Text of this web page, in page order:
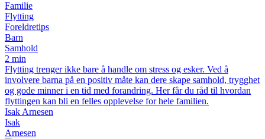
Familie
Flytting
Foreldretips
Barn
Samhold
2 min
Flytting trenger ikke bare å handle om stress og esker. Ved å
involvere barna på en positiv måte kan dere skape samhold, trygghet
og gode minner i en tid med forandring. Her får du råd til hvordan
flyttingen kan bli en felles opplevelse for hele familien.
Isak Arnesen
Isak
Arnesen